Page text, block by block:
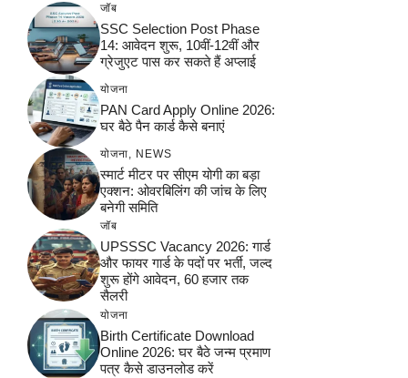
जॉब
SSC Selection Post Phase
14: आवेदन शुरू, 10वीं-12वीं और
ग्रेजुएट पास कर सकते हैं अप्लाई
योजना
PAN Card Apply Online 2026:
घर बैठे पैन कार्ड कैसे बनाएं
योजना, NEWS
स्मार्ट मीटर पर सीएम योगी का बड़ा
एक्शन: ओवरबिलिंग की जांच के लिए
बनेगी समिति
जॉब
UPSSSC Vacancy 2026: गार्ड
और फायर गार्ड के पदों पर भर्ती, जल्द
शुरू होंगे आवेदन, 60 हजार तक
सैलरी
योजना
Birth Certificate Download
Online 2026: घर बैठे जन्म प्रमाण
पत्र कैसे डाउनलोड करें